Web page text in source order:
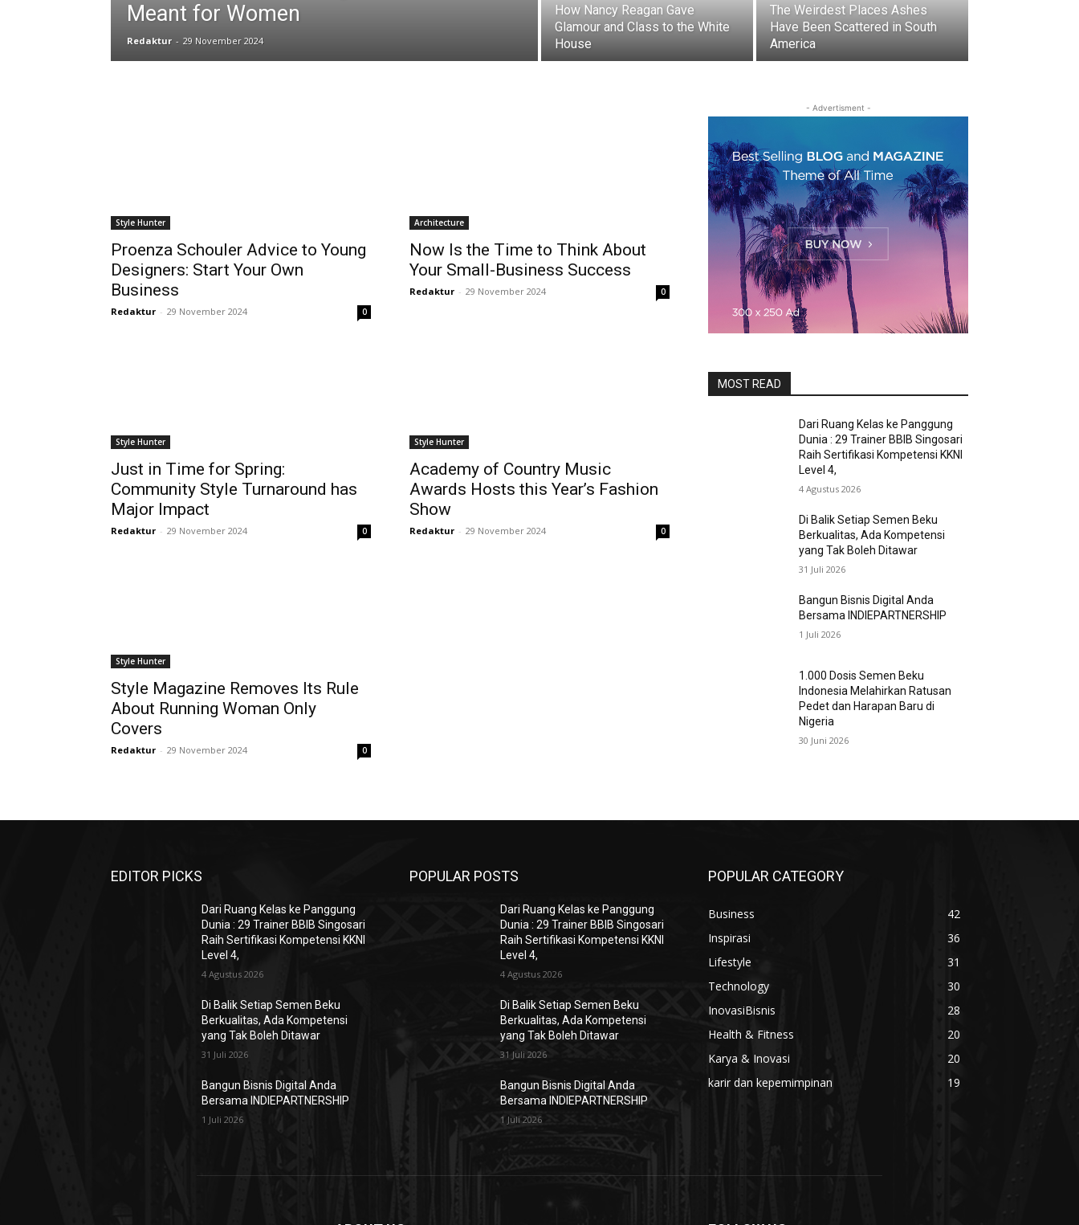
Meant for Women
Redaktur - 29 November 2024
How Nancy Reagan Gave
Glamour and Class to the White
House
The Weirdest Places Ashes
Have Been Scattered in South
America
Style Hunter
Proenza Schouler Advice to Young
Designers: Start Your Own
Business
Redaktur - 29 November 2024 0
Architecture
Now Is the Time to Think About
Your Small-Business Success
Redaktur - 29 November 2024 0
Style Hunter
Just in Time for Spring:
Community Style Turnaround has
Major Impact
Redaktur - 29 November 2024 0
Style Hunter
Academy of Country Music
Awards Hosts this Year’s Fashion
Show
Redaktur - 29 November 2024 0
Style Hunter
Style Magazine Removes Its Rule
About Running Woman Only
Covers
Redaktur - 29 November 2024 0
- Advertisment -
MOST READ
Dari Ruang Kelas ke Panggung
Dunia : 29 Trainer BBIB Singosari
Raih Sertifikasi Kompetensi KKNI
Level 4,
4 Agustus 2026
Di Balik Setiap Semen Beku
Berkualitas, Ada Kompetensi
yang Tak Boleh Ditawar
31 Juli 2026
Bangun Bisnis Digital Anda
Bersama INDIEPARTNERSHIP
1 Juli 2026
1.000 Dosis Semen Beku
Indonesia Melahirkan Ratusan
Pedet dan Harapan Baru di
Nigeria
30 Juni 2026
EDITOR PICKS
Dari Ruang Kelas ke Panggung
Dunia : 29 Trainer BBIB Singosari
Raih Sertifikasi Kompetensi KKNI
Level 4,
4 Agustus 2026
Di Balik Setiap Semen Beku
Berkualitas, Ada Kompetensi
yang Tak Boleh Ditawar
31 Juli 2026
Bangun Bisnis Digital Anda
Bersama INDIEPARTNERSHIP
1 Juli 2026
POPULAR POSTS
Dari Ruang Kelas ke Panggung
Dunia : 29 Trainer BBIB Singosari
Raih Sertifikasi Kompetensi KKNI
Level 4,
4 Agustus 2026
Di Balik Setiap Semen Beku
Berkualitas, Ada Kompetensi
yang Tak Boleh Ditawar
31 Juli 2026
Bangun Bisnis Digital Anda
Bersama INDIEPARTNERSHIP
1 Juli 2026
POPULAR CATEGORY
Business
42
Inspirasi
36
Lifestyle
31
Technology
30
InovasiBisnis
28
Health & Fitness
20
Karya & Inovasi
20
karir dan kepemimpinan
19